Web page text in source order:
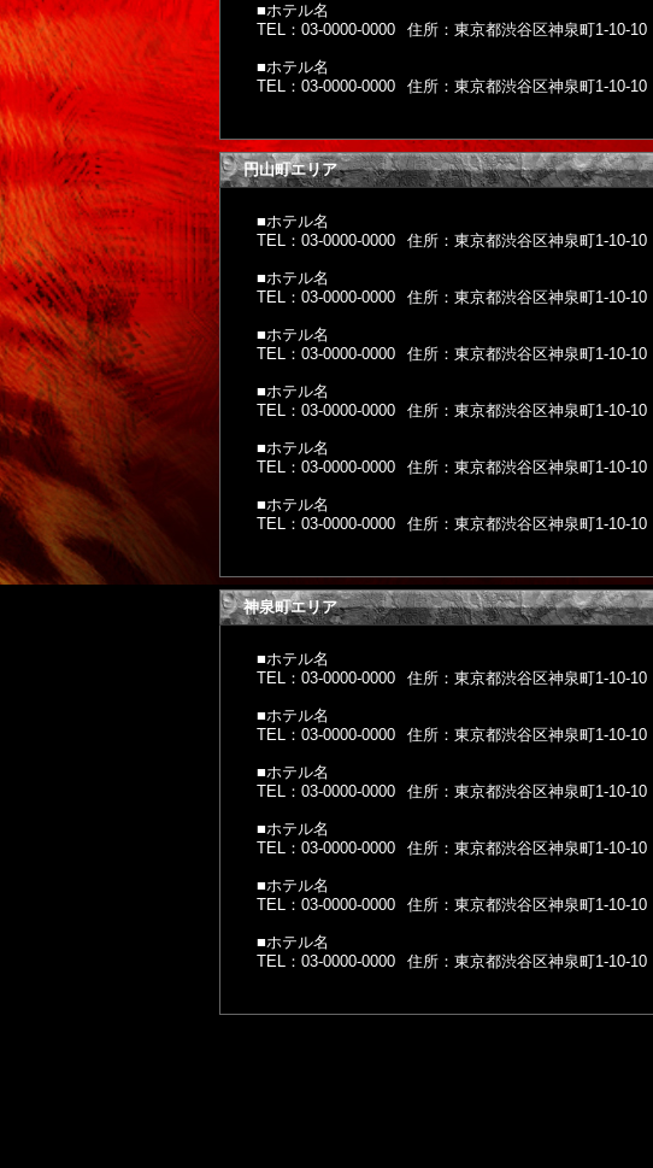
■ホテル名
TEL：03-0000-0000
住所：東京都渋谷区神泉町1-10-10
■ホテル名
TEL：03-0000-0000
住所：東京都渋谷区神泉町1-10-10
円山町エリア
■ホテル名
TEL：03-0000-0000
住所：東京都渋谷区神泉町1-10-10
■ホテル名
TEL：03-0000-0000
住所：東京都渋谷区神泉町1-10-10
■ホテル名
TEL：03-0000-0000
住所：東京都渋谷区神泉町1-10-10
■ホテル名
TEL：03-0000-0000
住所：東京都渋谷区神泉町1-10-10
■ホテル名
TEL：03-0000-0000
住所：東京都渋谷区神泉町1-10-10
■ホテル名
TEL：03-0000-0000
住所：東京都渋谷区神泉町1-10-10
神泉町エリア
■ホテル名
TEL：03-0000-0000
住所：東京都渋谷区神泉町1-10-10
■ホテル名
TEL：03-0000-0000
住所：東京都渋谷区神泉町1-10-10
■ホテル名
TEL：03-0000-0000
住所：東京都渋谷区神泉町1-10-10
■ホテル名
TEL：03-0000-0000
住所：東京都渋谷区神泉町1-10-10
■ホテル名
TEL：03-0000-0000
住所：東京都渋谷区神泉町1-10-10
■ホテル名
TEL：03-0000-0000
住所：東京都渋谷区神泉町1-10-10